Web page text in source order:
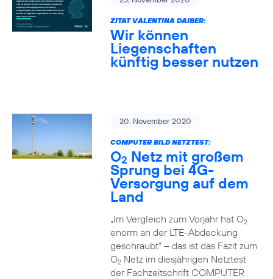
ZITAT VALENTINA DAIBER:
Wir können
Liegenschaften
künftig besser nutzen
20. November 2020
COMPUTER BILD NETZTEST:
O2 Netz mit großem
Sprung bei 4G-
Versorgung auf dem
Land
„Im Vergleich zum Vorjahr hat O2
enorm an der LTE-Abdeckung
geschraubt“ – das ist das Fazit zum
O2Netz im diesjährigen Netztest
der Fachzeitschrift COMPUTER